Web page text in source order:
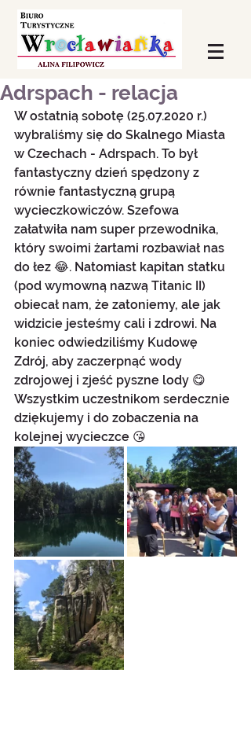
Adrspach - relacja
W ostatnią sobotę (25.07.2020 r.)
wybraliśmy się do Skalnego Miasta
w Czechach - Adrspach. To był
fantastyczny dzień spędzony z
równie fantastyczną grupą
wycieczkowiczów. Szefowa
załatwiła nam super przewodnika,
który swoimi żartami rozbawiał nas
do łez 😂. Natomiast kapitan statku
(pod wymowną nazwą Titanic II)
obiecał nam, że zatoniemy, ale jak
widzicie jesteśmy cali i zdrowi. Na
koniec odwiedziliśmy Kudowę
Zdrój, aby zaczerpnąć wody
zdrojowej i zjeść pyszne lody 😋
Wszystkim uczestnikom serdecznie
dziękujemy i do zobaczenia na
kolejnej wycieczce 😘